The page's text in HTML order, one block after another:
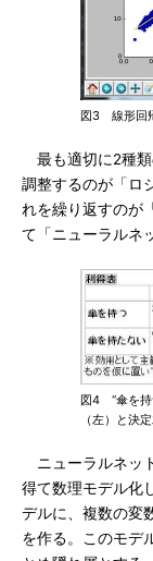
図3 線形回
最も適切に2種類
調整するのが「ロ
れを繰り返すのが
て「ニューラルネ
図4 “傘を持
（左）と決
ニューラルネッ
得て数理モデル化
デルに、複数の変
を作る。このモデ